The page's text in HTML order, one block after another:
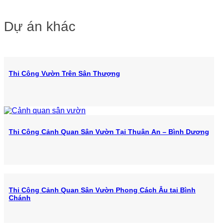
Dự án khác
Thi Công Vườn Trên Sân Thượng
Thi Công Cảnh Quan Sân Vườn Tại Thuận An – Bình Dương
Thi Công Cảnh Quan Sân Vườn Phong Cách Âu tại Bình
Chánh